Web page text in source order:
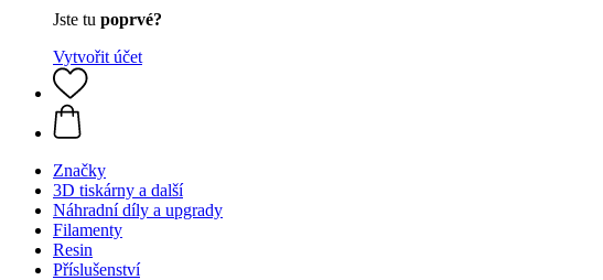
Jste tu poprvé?
Vytvořit účet
Značky
3D tiskárny a další
Náhradní díly a upgrady
Filamenty
Resin
Příslušenství